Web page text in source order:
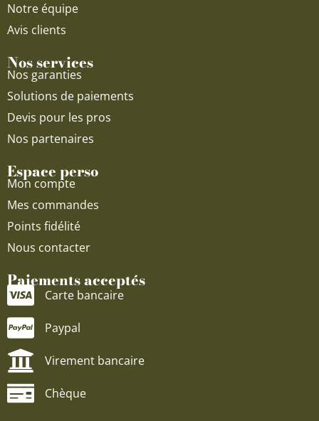
Notre équipe
Avis clients
Nos services
Nos garanties
Solutions de paiements
Devis pour les pros
Nos partenaires
Espace perso
Mon compte
Mes commandes
Points fidélité
Nous contacter
Paiements acceptés
Carte bancaire
Paypal
Virement bancaire
Chèque